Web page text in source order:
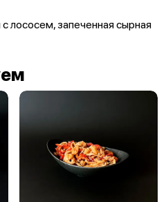
лососем, запеченная сырная